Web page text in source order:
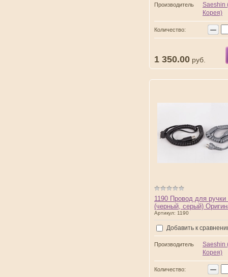
Производитель
Корея)
Количество: −
1 350.00 руб.
1190 Провод для ручки
(черный, серый)
Артикул: 1190
Добавить к
Производитель
Корея)
Количество: −